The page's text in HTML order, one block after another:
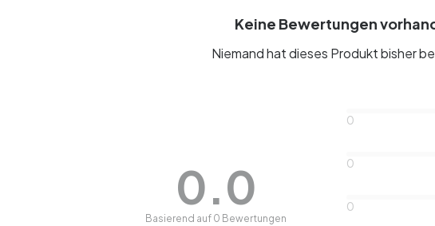
Keine Bewertungen
Niemand hat dieses Produkt bisher
0.0
Basierend auf 0 Bewertungen
0
0
0